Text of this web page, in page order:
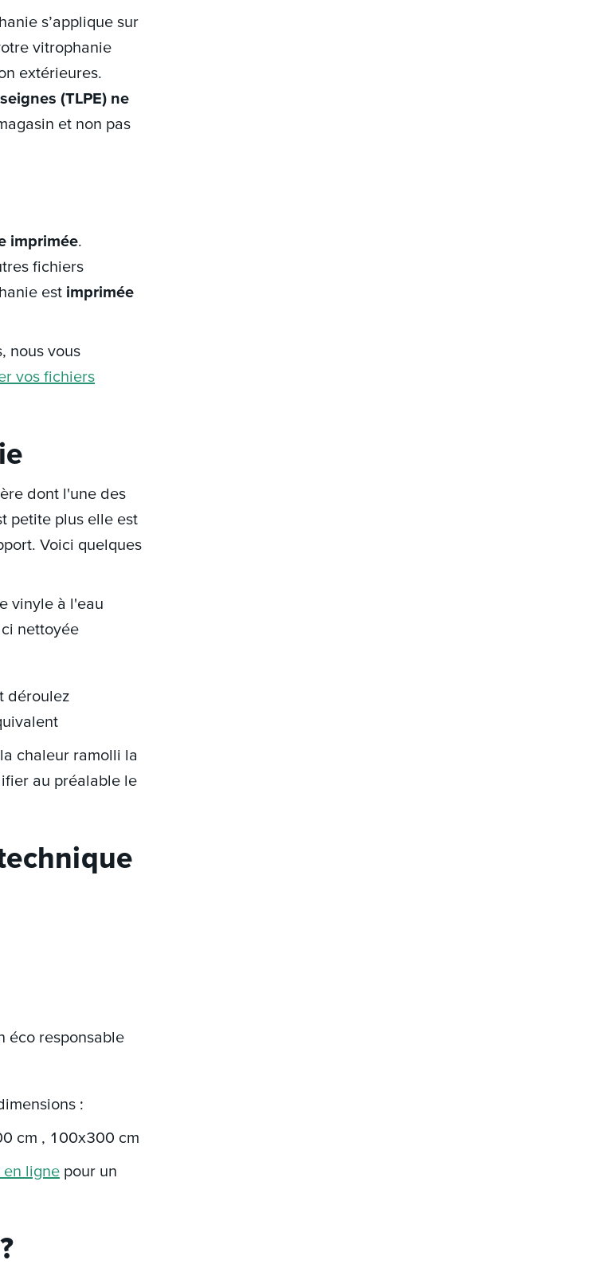
s’applique sur
vitrophanie
extérieures.
(TLPE) ne
et non pas
imprimée.
fichiers
est imprimée
nous vous
vos fichiers
dont l'une des
petite plus elle est
Voici quelques
vinyle à l'eau
nettoyée
déroulez
chaleur ramolli la
au préalable le
éco responsable
:
cm , 100x300 cm
ligne pour un